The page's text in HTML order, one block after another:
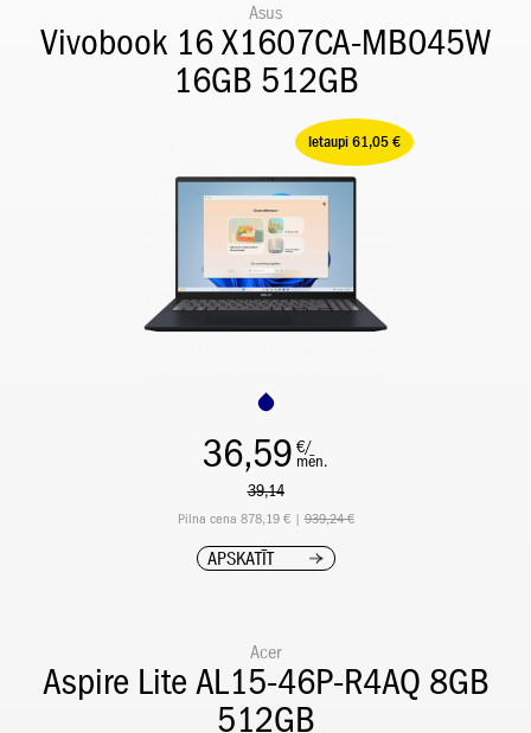
Asus
Vivobook 16 X1607CA-MB045W
16GB 512GB
Ietaupi 61,05 €
36,59 €/
mēn.
39,14
Pilna cena 878,19 € |939,24 €
APSKATĪT
Acer
Aspire Lite AL15-46P-R4AQ 8GB
512GB